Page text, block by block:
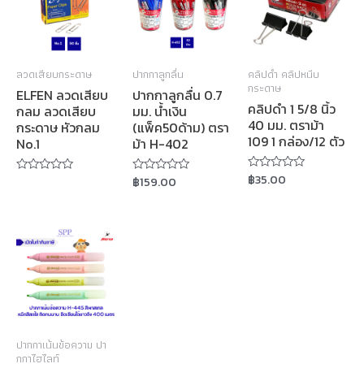
ลวดเสียบกระดาษ
ELFEN ลวดเสียบ
กลม ลวดเสียบ
กระดาษ หัวกลม
No.1
ปากกาลูกลื่น
ปากกาลูกลื่น 0.7
มม. น้ำเงิน
(แพ็ค50ด้าม) ตรา
ม้า H-402
Rated
0
฿159.00
คลิปดำ คลิปหนีบ
กระดาษ
คลิปดำ 1 5/8 นิ้ว
40 มม. ตราม้า
109 1 กล่อง/12 ตัว
Rated
0
฿35.00
ปากกาเน้นข้อความ ปา
กกาไฮไลท์